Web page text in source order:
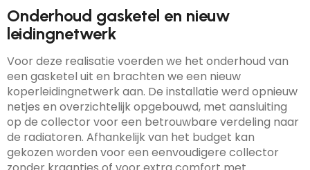
Onderhoud gasketel en nieuw
leidingnetwerk
Voor deze realisatie voerden we het onderhoud van
een gasketel uit en brachten we een nieuw
koperleidingnetwerk aan. De installatie werd opnieuw
netjes en overzichtelijk opgebouwd, met aansluiting
op de collector voor een betrouwbare verdeling naar
de radiatoren. Afhankelijk van het budget kan
gekozen worden voor een eenvoudigere collector